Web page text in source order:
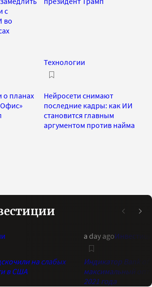
с
во
о планах
Технологии
Нейросети снимают
последние кадры: как ИИ
становится главным
аргументом против найма
на слабых
в США
a day ago
Индикатор Bank of
максимальный
2021 года